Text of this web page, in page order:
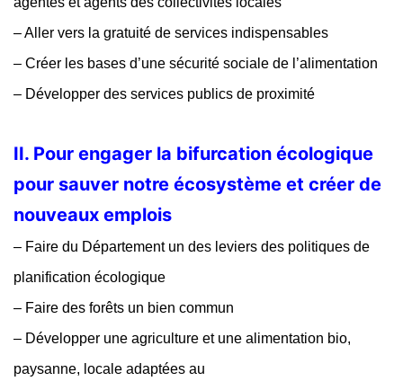
– Aller vers la gratuité de services indispensables
– Créer les bases d’une sécurité sociale de l’alimentation
– Développer des services publics de proximité
II. Pour engager la bifurcation écologique
pour sauver notre écosystème et créer de
nouveaux emplois
– Faire du Département un des leviers des politiques de
planification écologique
– Faire des forêts un bien commun
– Développer une agriculture et une alimentation bio,
paysanne, locale adaptées au